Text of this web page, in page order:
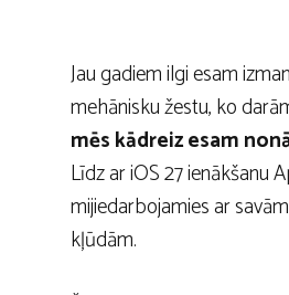
Jau gadiem ilgi esam
mehānisku žestu, ko
mēs kādreiz esam
Līdz ar iOS 27 ienākšanu
mijiedarbojamies ar
kļūdām.